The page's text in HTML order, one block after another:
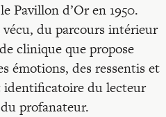
Pavillon d’Or en 1950.
du parcours intérieur
clinique que propose
émotions, des ressentis et
identificatoire du lecteur
profanateur.